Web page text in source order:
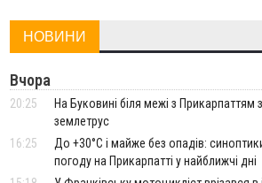
НОВИНИ
Вчора
20:25
На Буковині біля межі з Прикарпаттям
землетрус
16:25
До +30°C і майже без опадів:
погоду на Прикарпатті у найближчі дні